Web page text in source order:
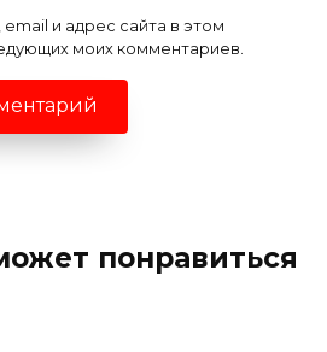
и адрес сайта в этом
моих комментариев.
понравиться